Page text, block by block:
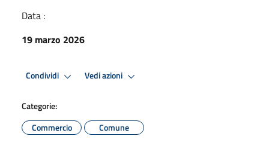
Data :
19 marzo 2026
Condividi Vedi azioni
Categorie:
Commercio
Comune